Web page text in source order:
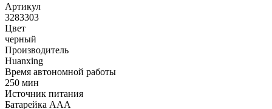
Артикул
3283303
Цвет
черный
Производитель
Huanxing
Время автономной работы
250 мин
Источник питания
Батарейка ААА